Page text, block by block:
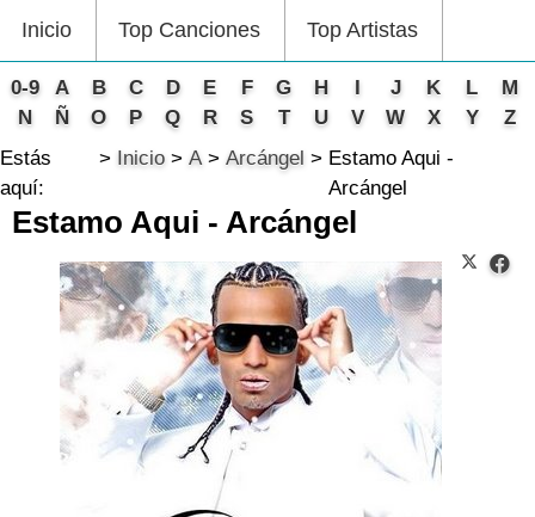
Inicio Top Canciones Top Artistas
0-9 A B C D E F G H I J K L
M
N
Ñ O P Q R S T U V W X Y
Z
Estás
aquí:
Inicio A Arcángel
Estamo Aqui -
Arcángel
Estamo Aqui - Arcángel